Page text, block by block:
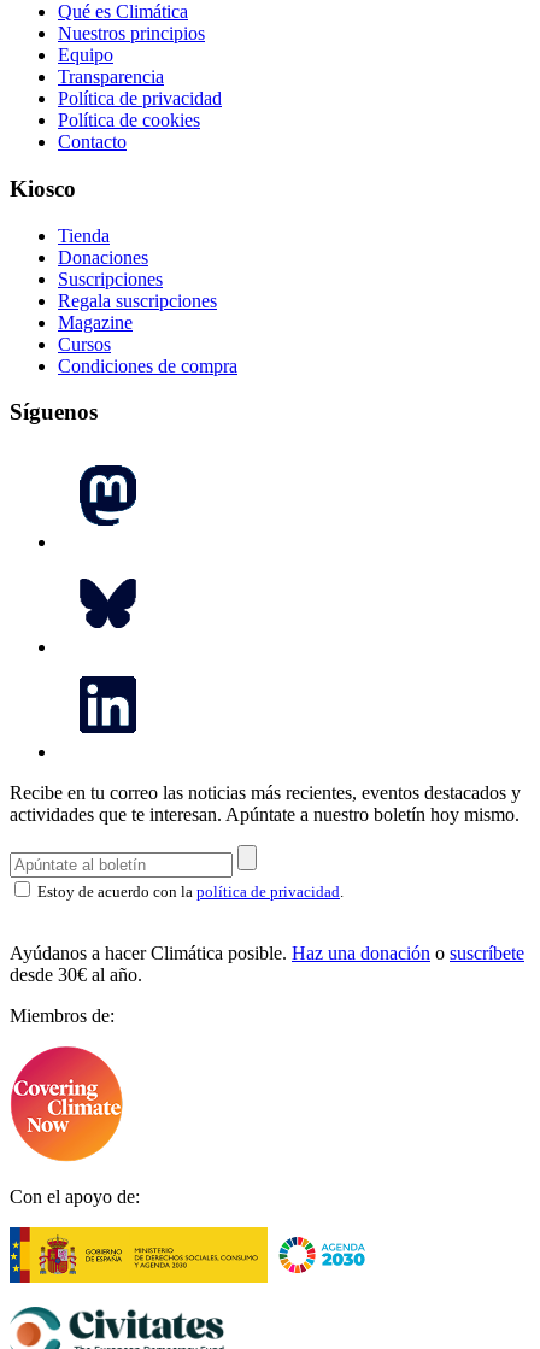
Qué es Climática
Nuestros principios
Equipo
Transparencia
Política de privacidad
Política de cookies
Contacto
Kiosco
Tienda
Donaciones
Suscripciones
Regala suscripciones
Magazine
Cursos
Condiciones de compra
Síguenos
Recibe en tu correo las noticias más recientes, eventos destacados y
actividades que te interesan. Apúntate a nuestro boletín hoy mismo.
Estoy de acuerdo con la política de privacidad.
Ayúdanos a hacer Climática posible. Haz una donación o suscríbete
desde 30€ al año.
Miembros de:
Con el apoyo de: